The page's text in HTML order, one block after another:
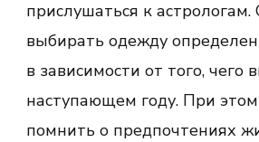
прислушаться к
выбирать одежду
в зависимости от того, чего
наступающем году. При
помнить о предпочтениях